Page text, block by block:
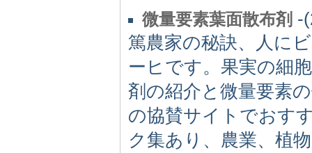
微量要素葉面散布剤 -
篤農家の秘訣、人に
ーヒです。果実の細
剤の紹介と微量要素
の協賛サイトでおす
ク集あり、農業、植